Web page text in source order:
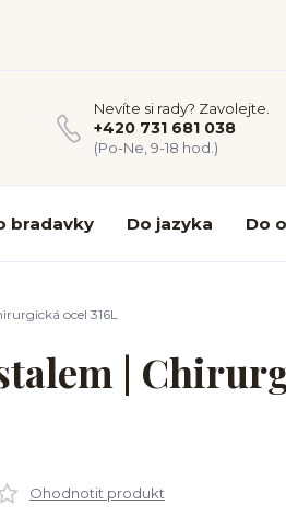
Nevíte si rady? Zavolejte.
+420 731 681 038
(Po-Ne, 9-18 hod.)
bradavky Do jazyka Do
ocel 316L
|
Ohodnotit produkt